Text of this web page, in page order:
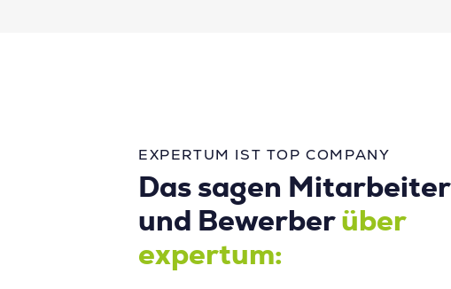
EXPERTUM IST TOP COMPANY
Das sagen Mitarbeiter
und Bewerber über
expertum: